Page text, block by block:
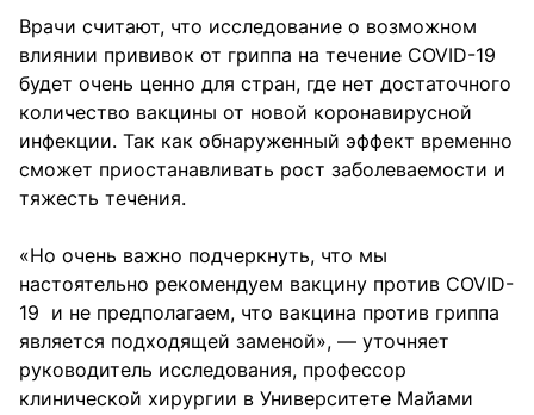
Врачи считают, что исследование о возможном
влиянии прививок от гриппа на течение COVID-19
будет очень ценно для стран, где нет достаточного
количество вакцины от новой коронавирусной
инфекции. Так как обнаруженный эффект временно
сможет приостанавливать рост заболеваемости и
тяжесть течения.
«Но очень важно подчеркнуть, что мы
настоятельно рекомендуем вакцину против COVID-
19 и не предполагаем, что вакцина против гриппа
является подходящей заменой», — уточняет
руководитель исследования, профессор
клинической хирургии в Университете Майами